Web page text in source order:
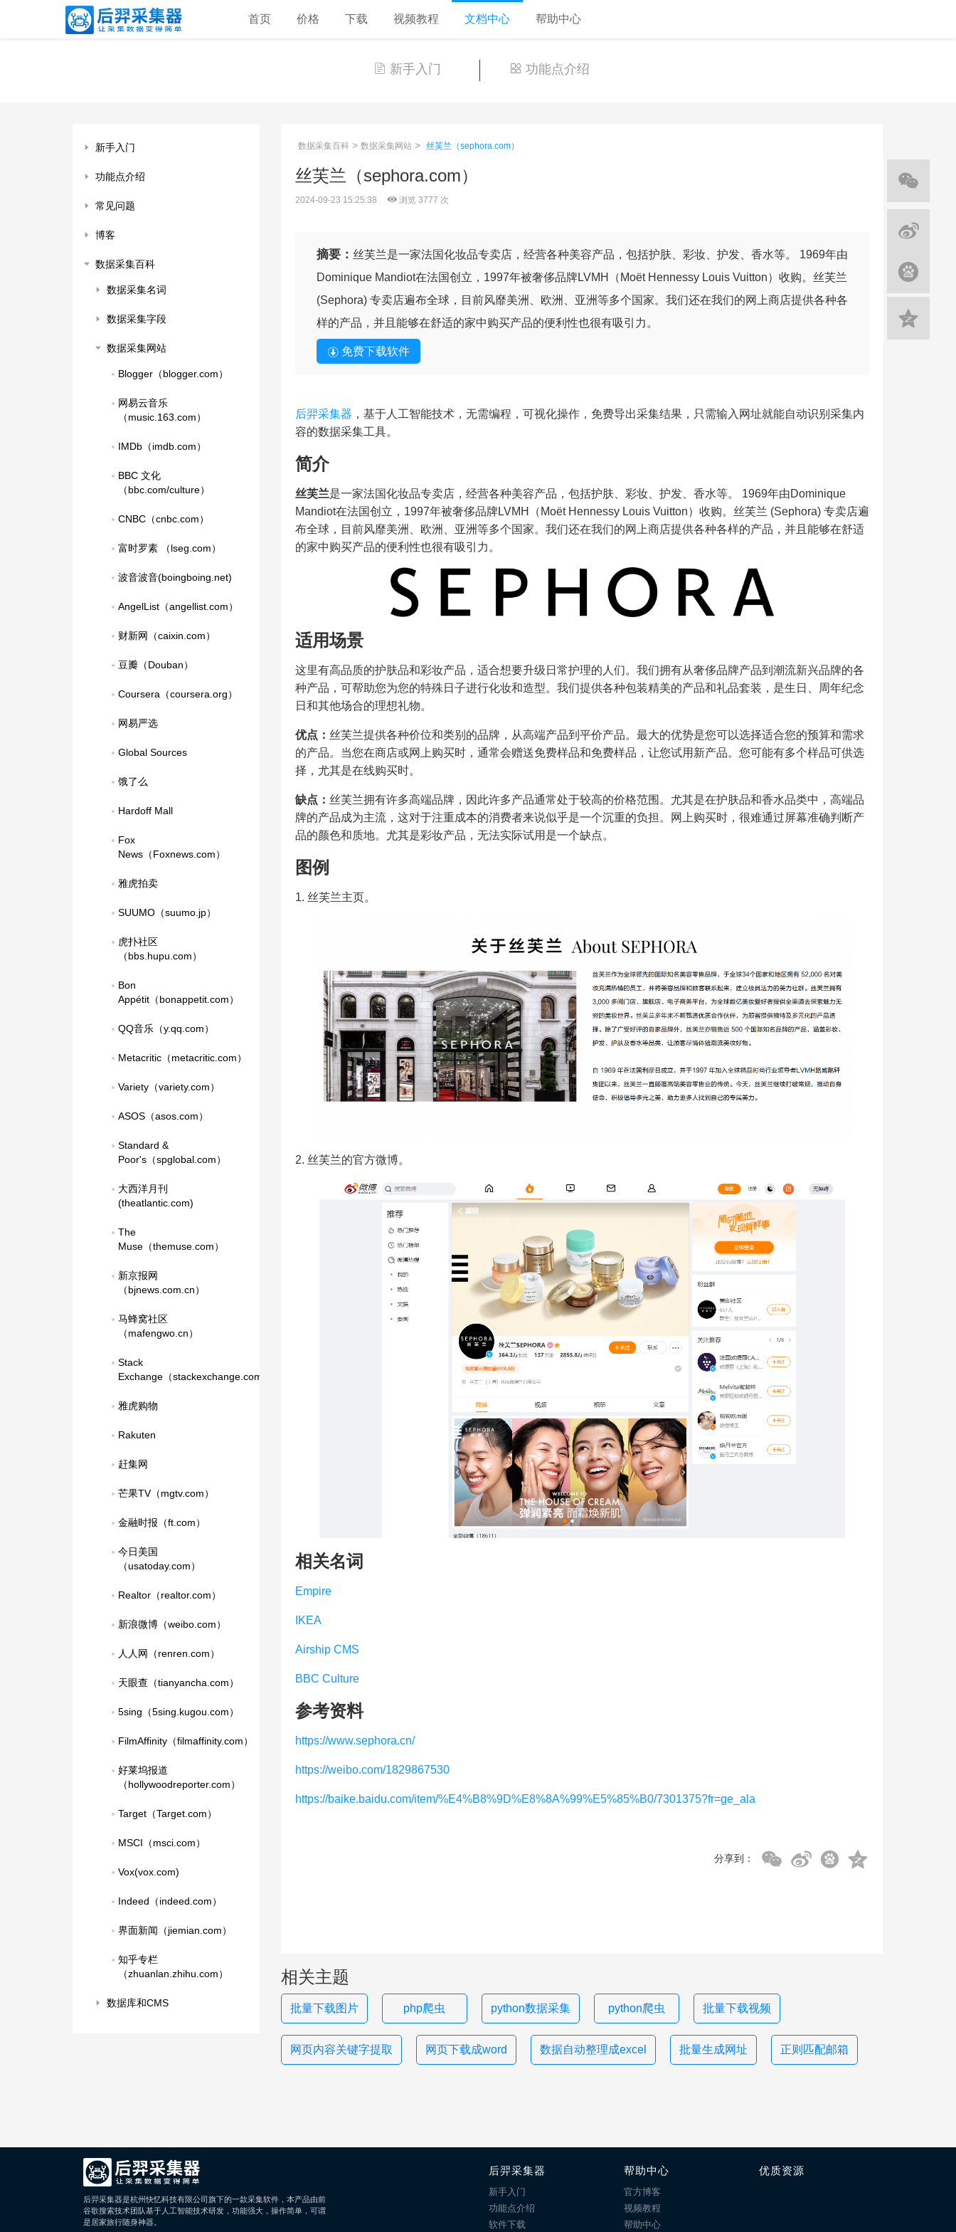
首页 价格 下载 视频教程 文档中心 帮助中心
新手入门 功能点介绍
新手入门
功能点介绍
常见问题
博客
数据采集百科
数据采集名词
数据采集字段
数据采集网站
Blogger（blogger.com）
网易云音乐
（music.163.com）
IMDb（imdb.com）
BBC 文化
（bbc.com/culture）
CNBC（cnbc.com）
富时罗素 （lseg.com）
波音波音(boingboing.net)
AngelList（angellist.com）
财新网（caixin.com）
豆瓣（Douban）
Coursera（coursera.org）
网易严选
Global Sources
饿了么
Hardoff Mall
Fox
News（Foxnews.com）
雅虎拍卖
SUUMO（suumo.jp）
虎扑社区
（bbs.hupu.com）
Bon
Appétit（bonappetit.com）
QQ音乐（y.qq.com）
Metacritic（metacritic.com）
Variety（variety.com）
ASOS（asos.com）
Standard &
Poor's（spglobal.com）
大西洋月刊
(theatlantic.com)
The
Muse（themuse.com）
新京报网
（bjnews.com.cn）
马蜂窝社区
（mafengwo.cn）
Stack
Exchange（stackexchange.com）
雅虎购物
Rakuten
赶集网
芒果TV（mgtv.com）
金融时报（ft.com）
今日美国
（usatoday.com）
Realtor（realtor.com）
新浪微博（weibo.com）
人人网（renren.com）
天眼查（tianyancha.com）
5sing（5sing.kugou.com）
FilmAffinity（filmaffinity.com）
好莱坞报道
（hollywoodreporter.com）
Target（Target.com）
MSCI（msci.com）
Vox(vox.com)
Indeed（indeed.com）
界面新闻（jiemian.com）
知乎专栏
（zhuanlan.zhihu.com）
数据库和CMS
数据采集百科 > 数据采集网站 > 丝芙兰（sephora.com）
丝芙兰（sephora.com）
2024-09-23 15:25:38 浏览 3777 次
摘要： 丝芙兰是一家法国化妆品专卖店，经营各种美容产品，包括护肤、彩妆、护发、香水等。 1969年由
Dominique Mandiot在法国创立，1997年被奢侈品牌LVMH（Moët Hennessy Louis Vuitton）收购。丝芙兰
(Sephora) 专卖店遍布全球，目前风靡美洲、欧洲、亚洲等多个国家。我们还在我们的网上商店提供各种各
样的产品，并且能够在舒适的家中购买产品的便利性也很有吸引力。
免费下载软件
后羿采集器 ，基于人工智能技术，无需编程，可视化操作，免费导出采集结果，只需输入网址就能自动识别采集内
容的数据采集工具。
简介
丝芙兰是一家法国化妆品专卖店，经营各种美容产品，包括护肤、彩妆、护发、香水等。 1969年由Dominique
Mandiot在法国创立，1997年被奢侈品牌LVMH（Moët Hennessy Louis Vuitton）收购。丝芙兰 (Sephora) 专卖店遍
布全球，目前风靡美洲、欧洲、亚洲等多个国家。我们还在我们的网上商店提供各种各样的产品，并且能够在舒适
的家中购买产品的便利性也很有吸引力。
适用场景
这里有高品质的护肤品和彩妆产品，适合想要升级日常护理的人们。我们拥有从奢侈品牌产品到潮流新兴品牌的各
种产品，可帮助您为您的特殊日子进行化妆和造型。我们提供各种包装精美的产品和礼品套装，是生日、周年纪念
日和其他场合的理想礼物。
优点： 丝芙兰提供各种价位和类别的品牌，从高端产品到平价产品。最大的优势是您可以选择适合您的预算和需求
的产品。当您在商店或网上购买时，通常会赠送免费样品和免费样品，让您试用新产品。您可能有多个样品可供选
择，尤其是在线购买时。
缺点： 丝芙兰拥有许多高端品牌，因此许多产品通常处于较高的价格范围。尤其是在护肤品和香水品类中，高端品
牌的产品成为主流，这对于注重成本的消费者来说似乎是一个沉重的负担。网上购买时，很难通过屏幕准确判断产
品的颜色和质地。尤其是彩妆产品，无法实际试用是一个缺点。
图例
1. 丝芙兰主页。
2. 丝芙兰的官方微博。
相关名词
Empire
IKEA
Airship CMS
BBC Culture
参考资料
https://www.sephora.cn/
https://weibo.com/1829867530
https://baike.baidu.com/item/%E4%B8%9D%E8%8A%99%E5%85%B0/7301375?fr=ge_ala
分享到：
相关主题
批量下载图片 php爬虫 python数据采集 python爬虫 批量下载视频
网页内容关键字提取 网页下载成word 数据自动整理成excel 批量生成网址 正则匹配邮箱
后羿采集器是杭州快忆科技有限公司旗下的一款采集软件，本产品由前
谷歌搜索技术团队基于人工智能技术研发，功能强大，操作简单，可谓
是居家旅行随身神器。
后羿采集器
新手入门
功能点介绍
软件下载
帮助中心
官方博客
视频教程
帮助中心
优质资源